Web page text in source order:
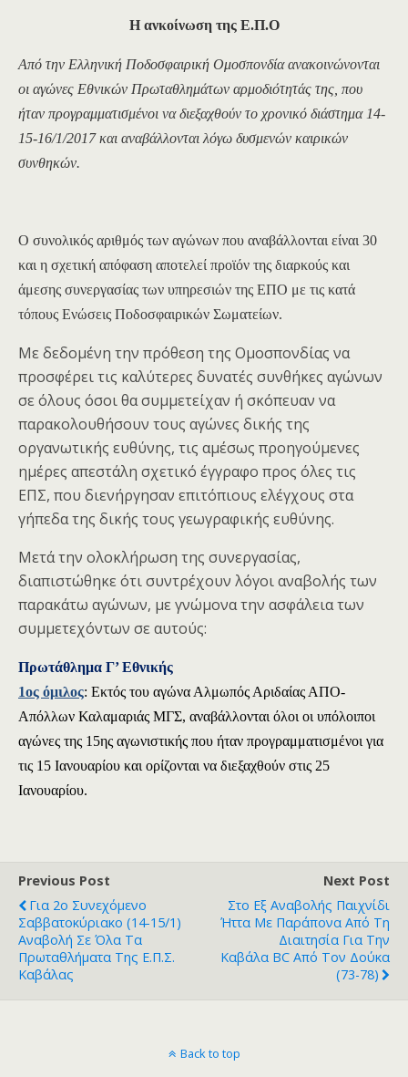
Η ανκοίνωση της Ε.Π.Ο
Από την Ελληνική Ποδοσφαιρική Ομοσπονδία ανακοινώνονται
οι αγώνες Εθνικών Πρωταθλημάτων αρμοδιότητάς της, που
ήταν προγραμματισμένοι να διεξαχθούν το χρονικό διάστημα 14-
15-16/1/2017 και αναβάλλονται λόγω δυσμενών καιρικών
συνθηκών.
Ο συνολικός αριθμός των αγώνων που αναβάλλονται είναι 30
και η σχετική απόφαση αποτελεί προϊόν της διαρκούς και
άμεσης συνεργασίας των υπηρεσιών της ΕΠΟ με τις κατά
τόπους Ενώσεις Ποδοσφαιρικών Σωματείων.
Με δεδομένη την πρόθεση της Ομοσπονδίας να
προσφέρει τις καλύτερες δυνατές συνθήκες αγώνων
σε όλους όσοι θα συμμετείχαν ή σκόπευαν να
παρακολουθήσουν τους αγώνες δικής της
οργανωτικής ευθύνης, τις αμέσως προηγούμενες
ημέρες απεστάλη σχετικό έγγραφο προς όλες τις
ΕΠΣ, που διενήργησαν επιτόπιους ελέγχους στα
γήπεδα της δικής τους γεωγραφικής ευθύνης.
Μετά την ολοκλήρωση της συνεργασίας,
διαπιστώθηκε ότι συντρέχουν λόγοι αναβολής των
παρακάτω αγώνων, με γνώμονα την ασφάλεια των
συμμετεχόντων σε αυτούς:
Πρωτάθλημα Γ’ Εθνικής
1ος όμιλος: Εκτός του αγώνα Αλμωπός Αριδαίας ΑΠΟ-
Απόλλων Καλαμαριάς ΜΓΣ, αναβάλλονται όλοι οι υπόλοιποι
αγώνες της 15ης αγωνιστικής που ήταν προγραμματισμένοι για
τις 15 Ιανουαρίου και ορίζονται να διεξαχθούν στις 25
Ιανουαρίου.
Previous Post
Για 2ο Συνεχόμενο
Σαββατοκύριακο (14-15/1)
Αναβολή Σε Όλα Τα
Πρωταθλήματα Της Ε.Π.Σ.
Καβάλας
Next Post
Στο Εξ Αναβολής Παιχνίδι
Ήττα Με Παράπονα Από Τη
Διαιτησία Για Την
Καβάλα BC Από Τον Δούκα
(73-78)
Back to top